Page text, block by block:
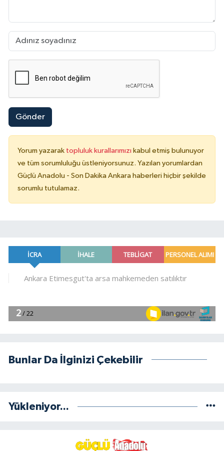
Gönder
Yorum yazarak topluluk kurallarımızı kabul etmiş bulunuyor
ve tüm sorumluluğu üstleniyorsunuz. Yazılan yorumlardan
Güçlü Anadolu - Son Dakika Ankara haberleri hiçbir şekilde
sorumlu tutulamaz.
Bunlar Da İlginizi Çekebilir
Yükleniyor...